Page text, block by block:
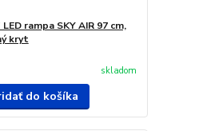
rampa SKY AIR 97 cm,
kryt
skladom
do košíka